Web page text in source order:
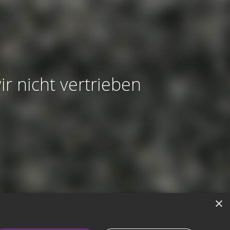
nicht vertrieben
aktivieren
×